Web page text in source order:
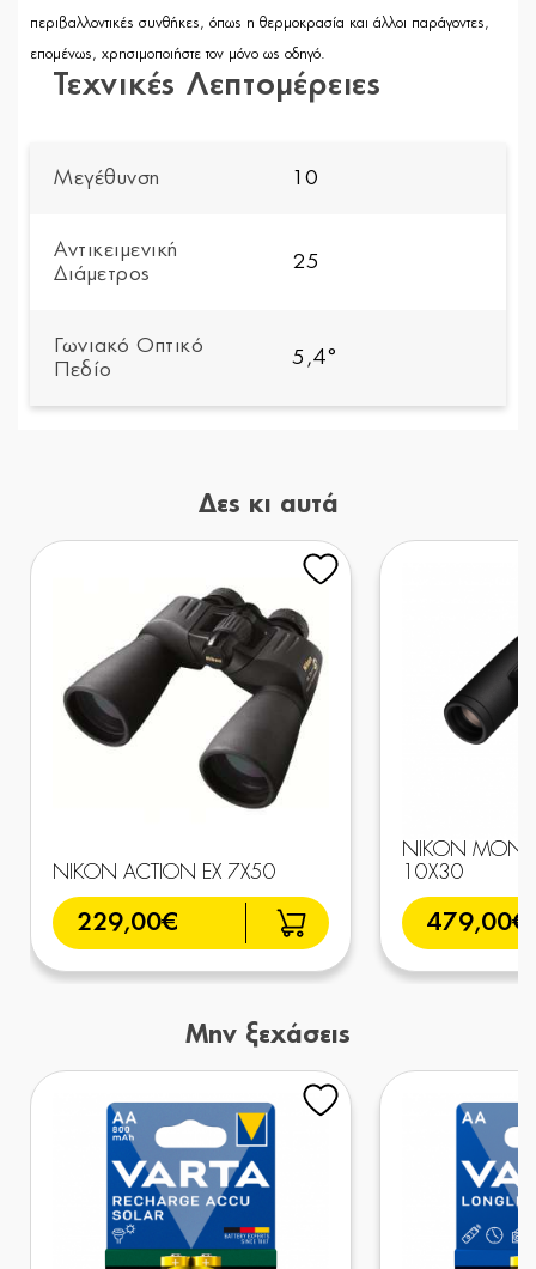
περιβαλλοντικές συνθήκες, όπως η θερμοκρασία και άλλοι παράγοντες,
επομένως, χρησιμοποιήστε τον μόνο ως οδηγό.
Τεχνικές Λεπτομέρειες
Μεγέθυνση 10
Αντικειμενική
Διάμετρος
25
Γωνιακό Οπτικό
Πεδίο
5,4°
Δες κι αυτά
NIKON ACTION EX 7X50
229,00€
NIKON
10X30
479,00€
Μην ξεχάσεις